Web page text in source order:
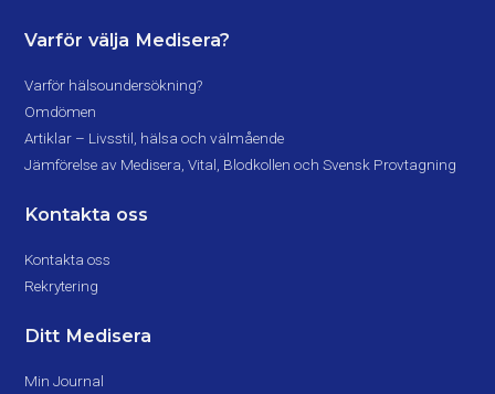
Varför välja Medisera?
Varför hälsoundersökning?
Omdömen
Artiklar – Livsstil, hälsa och välmående
Jämförelse av Medisera, Vital, Blodkollen och Svensk Provtagning
Kontakta oss
Kontakta oss
Rekrytering
Ditt Medisera
Min Journal